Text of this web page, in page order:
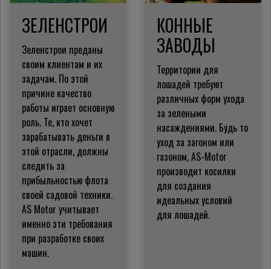
ЗЕЛЕНСТРОИ
Зеленстрои преданы
своим клиентам и их
задачам. По этой
причине качество
работы играет основную
роль. Те, кто хочет
зарабатывать деньги в
этой отрасли, должны
следить за
прибыльностью флота
своей садовой техники.
AS Motor учитывает
именно эти требования
при разработке своих
машин.
КОННЫЕ
ЗАВОДЫ
Территории для
лошадей требуют
различных форм ухода
за зелеными
насаждениями. Будь то
уход за загоном или
газоном, AS-Motor
производит косилки
для создания
идеальных условий
для лошадей.